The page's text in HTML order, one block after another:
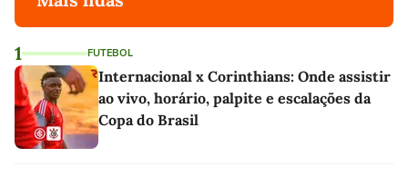
1 FUTEBOL
Internacional x Corinthians: Onde assistir
ao vivo, horário, palpite e escalações da
Copa do Brasil